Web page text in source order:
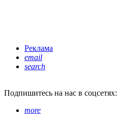
Реклама
email
search
Подпишитесь на нас в соцсетях:
more